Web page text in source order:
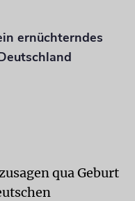
ernüchterndes
qua Geburt